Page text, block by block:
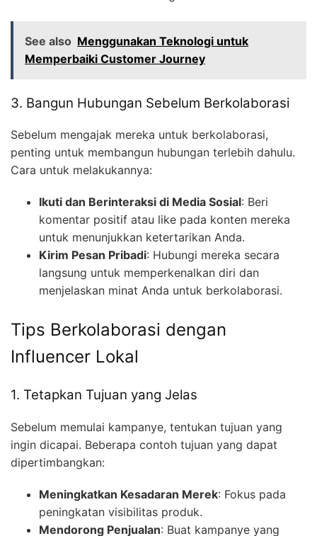
See also Menggunakan Teknologi untuk
Memperbaiki Customer Journey
3. Bangun Hubungan Sebelum Berkolaborasi
Sebelum mengajak mereka untuk berkolaborasi,
penting untuk membangun hubungan terlebih dahulu.
Cara untuk melakukannya:
Ikuti dan Berinteraksi di Media Sosial: Beri
komentar positif atau like pada konten mereka
untuk menunjukkan ketertarikan Anda.
Kirim Pesan Pribadi: Hubungi mereka secara
langsung untuk memperkenalkan diri dan
menjelaskan minat Anda untuk berkolaborasi.
Tips Berkolaborasi dengan
Influencer Lokal
1. Tetapkan Tujuan yang Jelas
Sebelum memulai kampanye, tentukan tujuan yang
ingin dicapai. Beberapa contoh tujuan yang dapat
dipertimbangkan:
Meningkatkan Kesadaran Merek: Fokus pada
peningkatan visibilitas produk.
Mendorong Penjualan: Buat kampanye yang